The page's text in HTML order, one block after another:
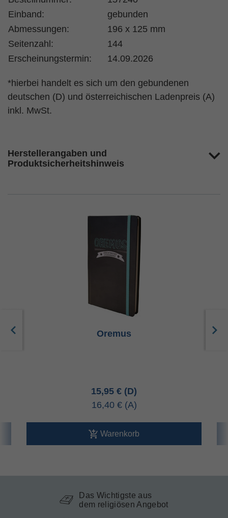
Einband:
gebunden
Abmessungen:
196 x 125 mm
Seitenzahl:
144
Erscheinungstermin:
14.09.2026
*hierbei handelt es sich um den gebundenen
deutschen (D) und österreichischen Ladenpreis (A)
inkl. MwSt.
Herstellerangaben und
Produktsicherheitshinweis
Oremus
15,95 €
16,40 €
Warenkorb
Das Wichtigste aus
dem religiösen Angebot